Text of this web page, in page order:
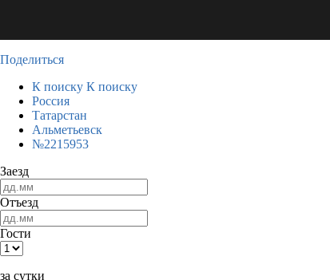
Поделиться
К поиску К поиску
Россия
Татарстан
Альметьевск
№2215953
Заезд
Отъезд
Гости
за сутки